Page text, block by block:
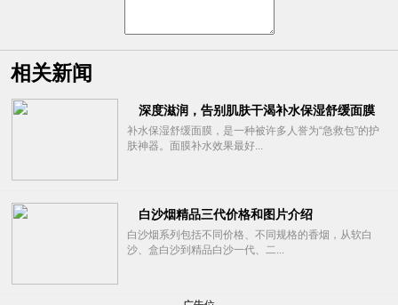
相关新闻
深度滋润，告别肌肤干渴补水保湿舒缓面膜
补水保湿舒缓面膜，是一种被许多人誉为“急救包”的护
肤神器。面膜补水效果最好...
白沙烟精品三代价格和图片介绍
白沙烟系列包括不同价格、不同规格的香烟，从软白
沙、盒白沙到精品白沙一代、二...